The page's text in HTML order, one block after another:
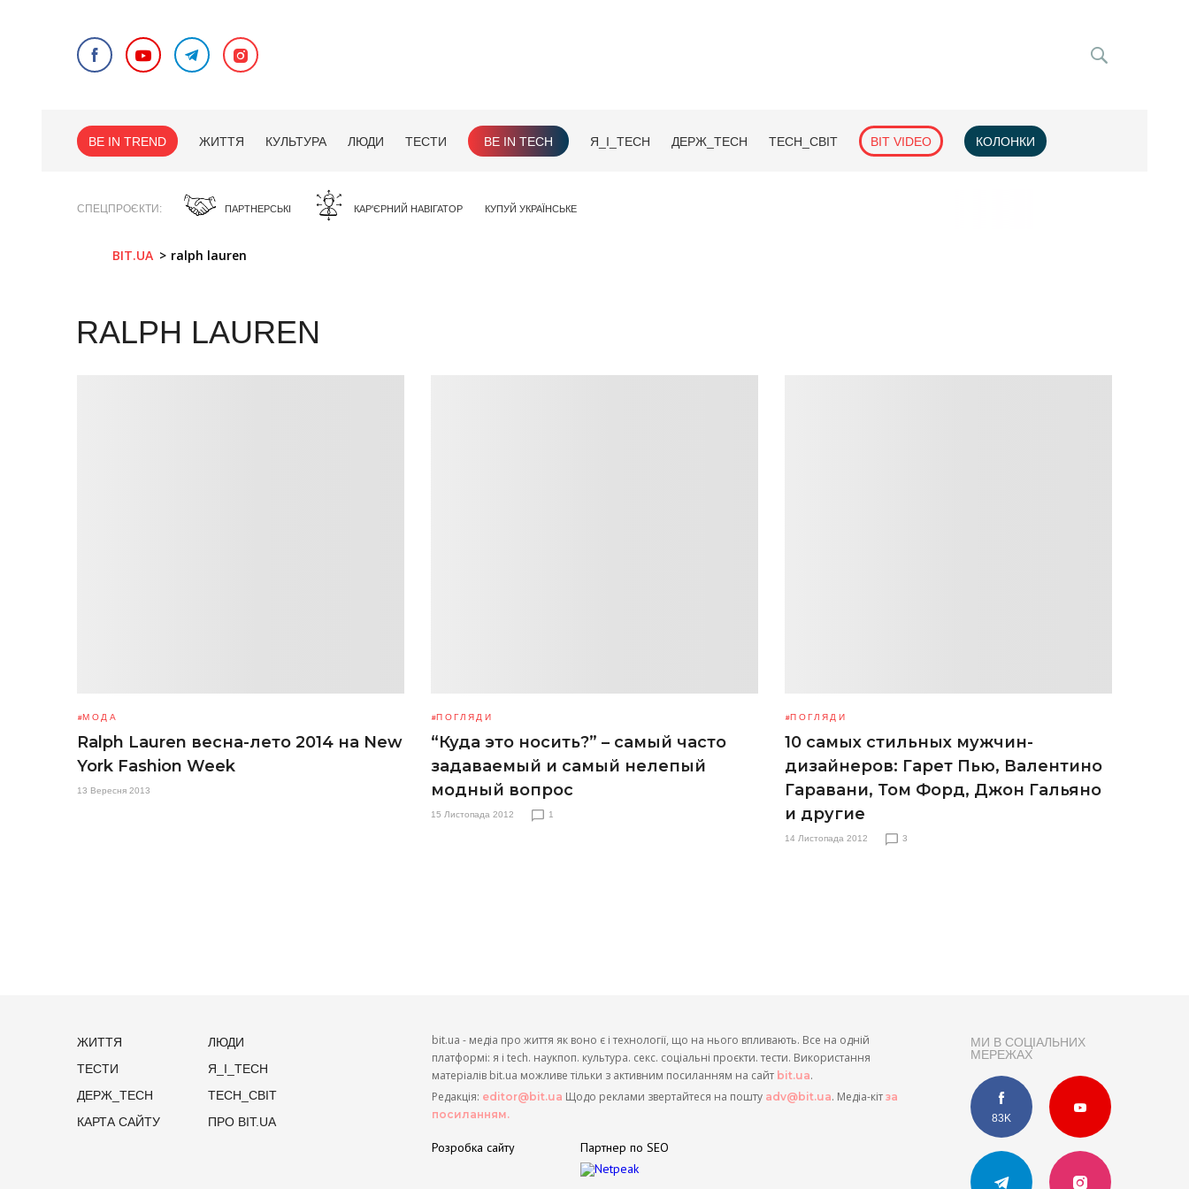
BE IN TREND ЖИТТЯ КУЛЬТУРА ЛЮДИ ТЕСТИ BE IN TECH Я_І_TECH ДЕРЖ_TECH TECH_СВІТ BIT VIDEO КОЛОНКИ
СПЕЦПРОЄКТИ ПАРТНЕРСЬКІ КАР'ЄРНИЙ НАВІГАТОР КУПУЙ УКРАЇНСЬКЕ
BIT.UA ralph lauren
RALPH LAUREN
МОДА
Ralph Lauren весна-лето 2014 на New
York Fashion Week
13 Вересня 2013
ПОГЛЯДИ
“Куда это носить?” – самый часто
задаваемый и самый нелепый
модный вопрос
15 Листопада 2012 1
ПОГЛЯДИ
10 самых стильных мужчин-
дизайнеров: Гарет Пью, Валентино
Гаравани, Том Форд, Джон Гальяно
и другие
14 Листопада 2012 3
ЖИТТЯ
ЛЮДИ
ТЕСТИ
Я_І_TECH
ДЕРЖ_TECH
TECH_СВІТ
КАРТА САЙТУ
ПРО BIT.UA
МИ В СОЦІАЛЬНИХ
МЕРЕЖАХ
83K
bit.ua - медіа про життя як воно є і технології, що на нього впливають. Все на одній
платформі: я і tech. наукпоп. культура. секс. соціальні проєкти. тести. Використання
матеріалів bit.ua можливе тільки з активним посиланням на сайт bit.ua.
Редакція: editor@bit.ua Щодо реклами звертайтеся на пошту adv@bit.ua. Медіа-кіт за
посиланням.
Розробка сайту Партнер по SEO